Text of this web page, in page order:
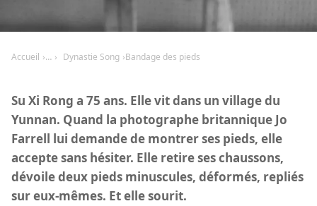
Accueil Dynastie Song Bandage des pieds
Su Xi Rong a 75 ans. Elle vit dans un village du
Yunnan. Quand la photographe britannique Jo
Farrell lui demande de montrer ses pieds, elle
accepte sans hésiter. Elle retire ses chaussons,
dévoile deux pieds minuscules, déformés, repliés
sur eux-mêmes. Et elle sourit.